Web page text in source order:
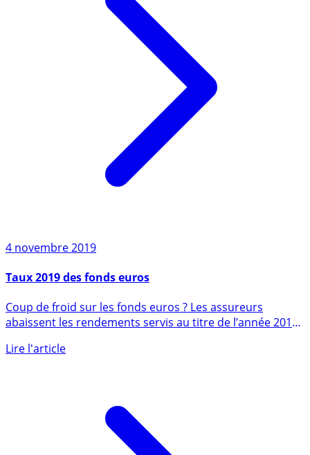
4 novembre 2019
Taux 2019 des fonds euros
abaissent les rendements servis au titre de l’année 2019,